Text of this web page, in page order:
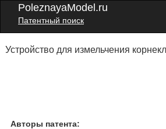
PoleznayaModel.ru
Патентный поиск
Устройство для измельчения
Авторы патента: